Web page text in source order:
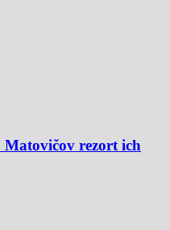
rezort ich